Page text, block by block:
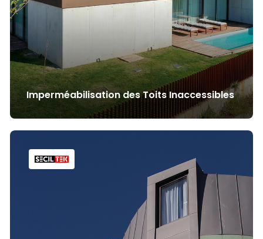
Imperméabilisation des Toits Inaccessibles